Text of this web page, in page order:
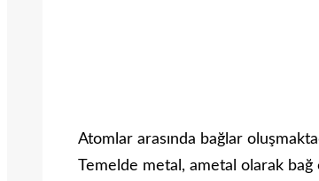
Atomlar arasında bağlar
Temelde metal, ametal olarak bağ